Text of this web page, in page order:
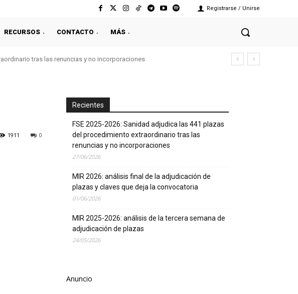
Registrarse / Unirse
RECURSOS CONTACTO MÁS
tras las renuncias y no incorporaciones
0
1911
Recientes
FSE 2025-2026: Sanidad adjudica las 441 plazas
del procedimiento extraordinario tras las
renuncias y no incorporaciones
27/06/2026
MIR 2026: análisis final de la adjudicación de
plazas y claves que deja la convocatoria
01/06/2026
MIR 2025-2026: análisis de la tercera semana de
adjudicación de plazas
24/05/2026
Anuncio